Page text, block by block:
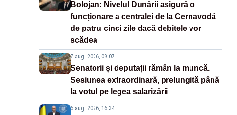
Bolojan: Nivelul Dunării asigură o
funcționare a centralei de la Cernavodă
de patru-cinci zile dacă debitele vor
scădea
7 aug. 2026, 09:07
Senatorii și deputații rămân la muncă.
Sesiunea extraordinară, prelungită până
la votul pe legea salarizării
6 aug. 2026, 16:34